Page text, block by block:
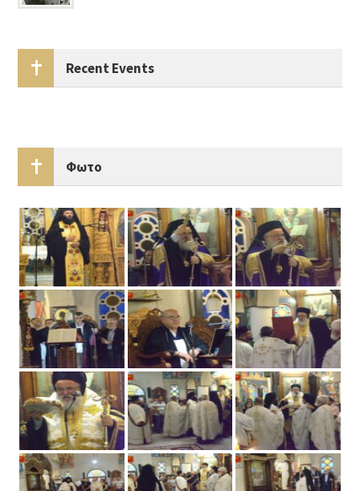
Recent Events
Φωτο